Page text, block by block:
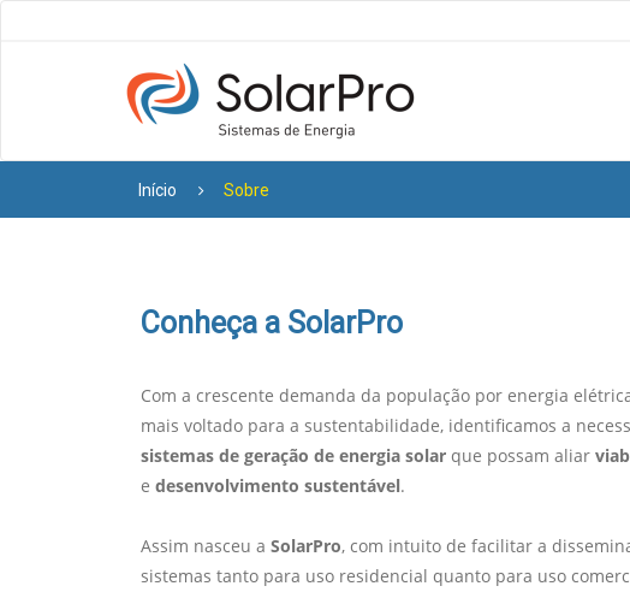
Início Sobre
Conheça a SolarPro
Com a crescente demanda da população por energia
mais voltado para a sustentabilidade, identificamos a
sistemas de geração de energia solar que possam aliar
e desenvolvimento sustentável.
Assim nasceu a SolarPro, com intuito de facilitar a
sistemas tanto para uso residencial quanto para uso